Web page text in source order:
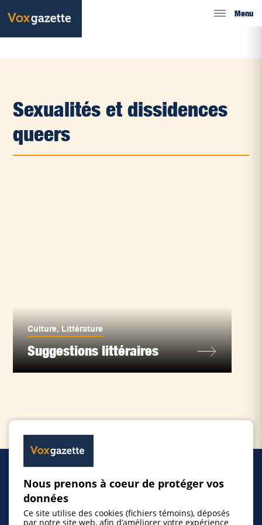
Menu
Sexualités et dissidences
queers
Culture, Littérature
Suggestions littéraires
Inscrire un événement
Nous prenons à coeur de protéger vos
données
Ce site utilise des cookies (fichiers témoins), déposés
par notre site web, afin d’améliorer votre expérience